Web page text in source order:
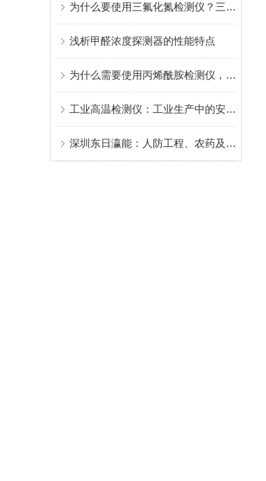
为什么要使用三氟化氮检测仪？三氟化氮有什么危害？
浅析甲醛浓度探测器的性能特点
为什么需要使用丙烯酰胺检测仪，丙烯酰胺的危害
工业高温检测仪：工业生产中的安全哨兵
深圳东日瀛能：人防工程、农药及杀虫剂等毒剂浓度报警器监测方案